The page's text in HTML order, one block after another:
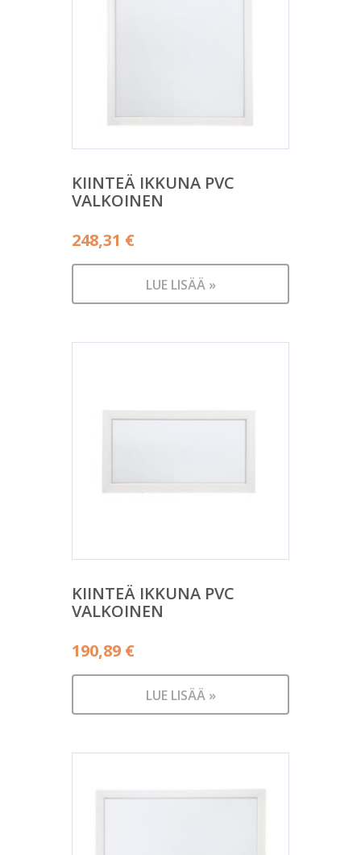
KIINTEÄ IKKUNA PVC
VALKOINEN
248,31 €
LUE LISÄÄ »
KIINTEÄ IKKUNA PVC
VALKOINEN
190,89 €
LUE LISÄÄ »